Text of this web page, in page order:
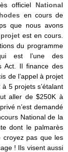
officiel National
en cours de
que nous avons
est en cours.
du programme
est l’une des
Act. Il finance des
de l’appel à projet
5 projets s’étalant
aller de $250K à
n’est demandé
National de la
dont le palmarès
croyez pas que les
! Ils visent aussi